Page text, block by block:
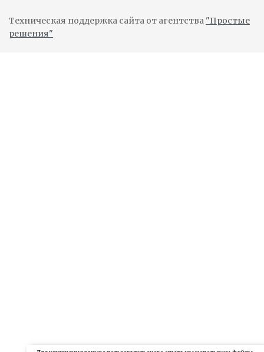
Техническая поддержка сайта от агентства "Простые
решения"